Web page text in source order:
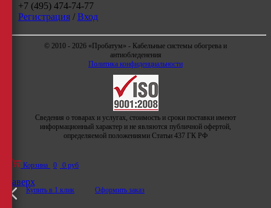
+7 (495) 474-74-77
Регистрация/ Вход
© 2010 - 2026 «Пробатум» - Кабельные системы обогрева и
антиобледенения
Политика конфиденциальности
Сведения о товарах и услугах, стоимость и сроки поставки имеют
информационный характер и не являются публичной офертой,
определяемой положениями Статьи 437 ГК РФ
Корзина 0 0 руб
Купить в 1 клик Оформить заказ
Наверх